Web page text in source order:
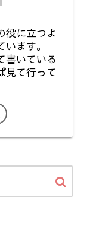
役に立つよ
ます。
書いている
見て行って